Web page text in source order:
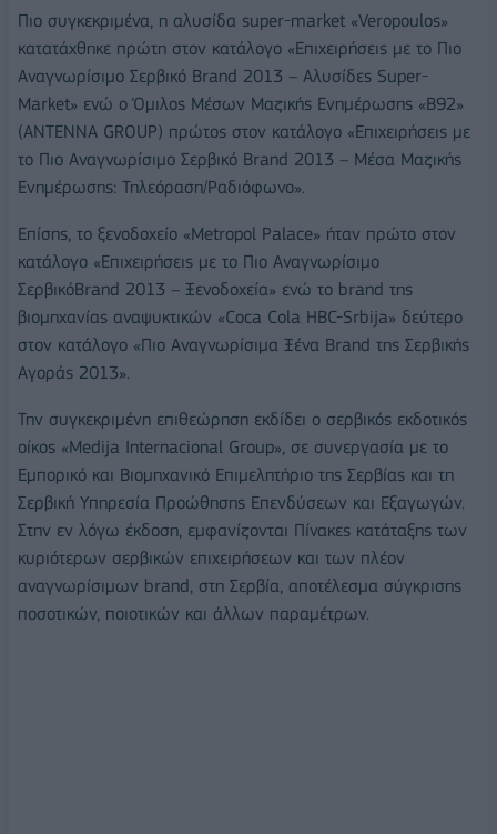
Πιο συγκεκριμένα, η αλυσίδα super-market «Veropoulos»
κατατάχθηκε πρώτη στον κατάλογο «Επιχειρήσεις με το Πιο
Αναγνωρίσιμο Σερβικό Brand 2013 – Αλυσίδες Super-
Market» ενώ ο Όμιλος Μέσων Μαζικής Ενημέρωσης «B92»
(ΑΝΤΕΝΝΑ GROUP) πρώτος στον κατάλογο «Επιχειρήσεις με
το Πιο Αναγνωρίσιμο Σερβικό Brand 2013 – Μέσα Μαζικής
Ενημέρωσης: Τηλεόραση/Ραδιόφωνο».
Eπίσης, το ξενοδοχείο «Metropol Palace» ήταν πρώτο στον
κατάλογο «Επιχειρήσεις με το Πιο Αναγνωρίσιμο
ΣερβικόBrand 2013 – Ξενοδοχεία» ενώ το brand της
βιομηχανίας αναψυκτικών «Coca Cola HBC-Srbija» δεύτερο
στον κατάλογο «Πιο Αναγνωρίσιμα Ξένα Brand της Σερβικής
Αγοράς 2013».
Την συγκεκριμένη επιθεώρηση εκδίδει ο σερβικός εκδοτικός
οίκος «Medija Internacional Group», σε συνεργασία με το
Εμπορικό και Βιομηχανικό Επιμελητήριο της Σερβίας και τη
Σερβική Υπηρεσία Προώθησης Επενδύσεων και Εξαγωγών.
Στην εν λόγω έκδοση, εμφανίζονται Πίνακες κατάταξης των
κυριότερων σερβικών επιχειρήσεων και των πλέον
αναγνωρίσιμων brand, στη Σερβία, αποτέλεσμα σύγκρισης
ποσοτικών, ποιοτικών και άλλων παραμέτρων.